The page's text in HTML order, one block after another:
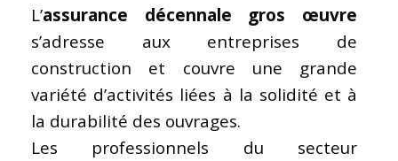
L’assurance décennale
gros œuvre
s’adresse aux entreprises de
construction et couvre une grande
variété d’activités liées à la solidité et à
la durabilité des ouvrages.
Les professionnels du secteur